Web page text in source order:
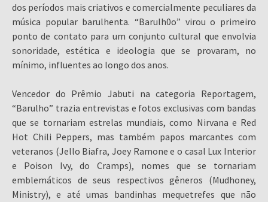
dos períodos mais criativos e comercialmente peculiares da
música popular barulhenta. “Barulh0o” virou o primeiro
ponto de contato para um conjunto cultural que envolvia
sonoridade, estética e ideologia que se provaram, no
mínimo, influentes ao longo dos anos.
Vencedor do Prêmio Jabuti na categoria Reportagem,
“Barulho” trazia entrevistas e fotos exclusivas com bandas
que se tornariam estrelas mundiais, como Nirvana e Red
Hot Chili Peppers, mas também papos marcantes com
veteranos (Jello Biafra, Joey Ramone e o casal Lux Interior
e Poison Ivy, do Cramps), nomes que se tornariam
emblemáticos de seus respectivos gêneros (Mudhoney,
Ministry), e até umas bandinhas mequetrefes que não